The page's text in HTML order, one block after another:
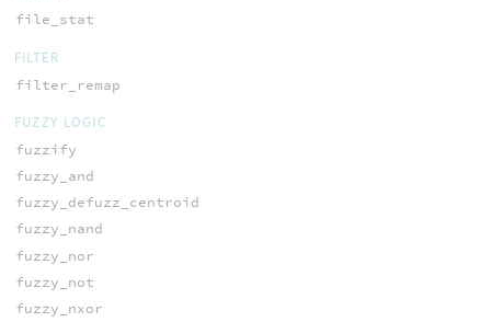
file_stat
FILTER
filter_remap
FUZZY LOGIC
fuzzify
fuzzy_and
fuzzy_defuzz_centroid
fuzzy_nand
fuzzy_nor
fuzzy_not
fuzzy_nxor